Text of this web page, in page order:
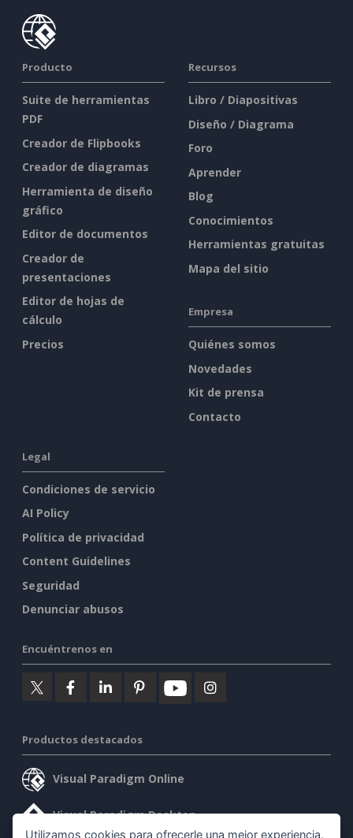
Producto
Suite de herramientas
PDF
Creador de Flipbooks
Creador de diagramas
Herramienta de diseño
gráfico
Editor de documentos
Creador de
presentaciones
Editor de hojas de
cálculo
Precios
Recursos
Libro / Diapositivas
Diseño / Diagrama
Foro
Aprender
Blog
Conocimientos
Herramientas gratuitas
Mapa del sitio
Empresa
Quiénes somos
Novedades
Kit de prensa
Contacto
Legal
Condiciones de servicio
AI Policy
Política de privacidad
Content Guidelines
Seguridad
Denunciar abusos
Encuéntrenos en
Productos destacados
Visual Paradigm Online
Visual Paradigm Desktop
Utilizamos cookies para ofrecerle una mejor experiencia.